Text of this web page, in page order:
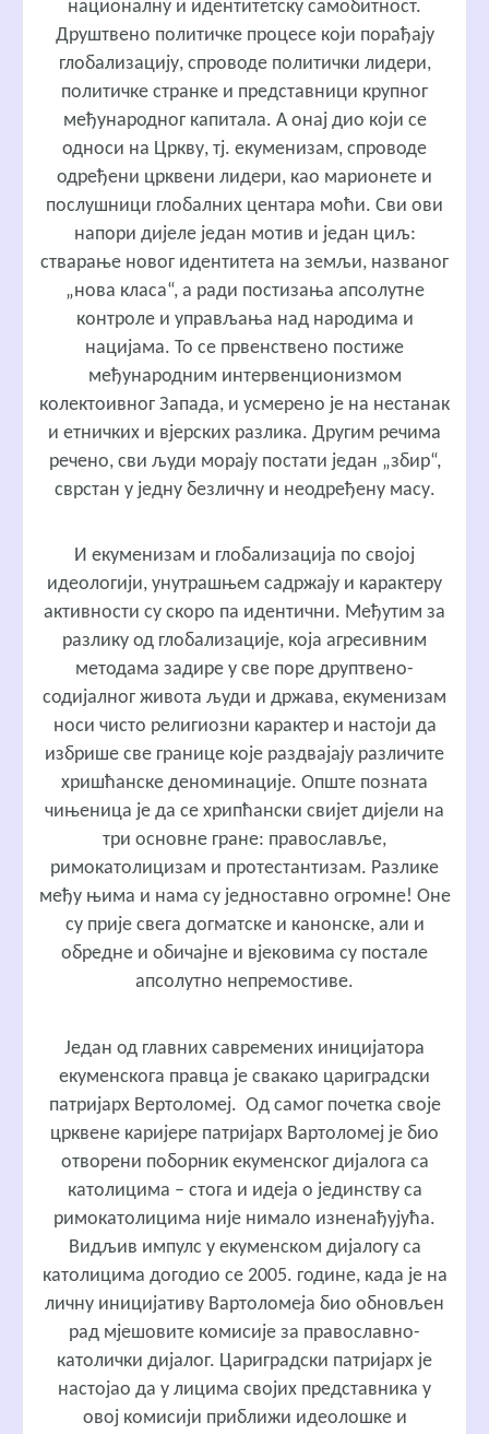
националну и идентитетску самобитност.
Друштвено политичке процесе који порађају
глобализацију, спроводе политички лидери,
политичке странке и представници крупног
међународног капитала. А онај дио који се
односи на Цркву, тј. екуменизам, спроводе
одређени црквени лидери, као марионете и
послушници глобалних центара моћи. Сви ови
напори дијеле један мотив и један циљ:
стварање новог идентитета на земљи, названог
„нова класа“, а ради постизања апсолутне
контроле и управљања над народима и
нацијама. То се првенствено постиже
међународним интервенционизмом
колектоивног Запада, и усмерено је на нестанак
и етничких и вјерских разлика. Другим речима
речено, сви људи морају постати један „збир“,
сврстан у једну безличну и неодређену масу.
И екуменизам и глобализација по својој
идеологији, унутрашњем садржају и карактеру
активности су скоро па идентични. Међутим за
разлику од глобализације, која агресивним
методама задире у све поре друптвено-
содијалног живота људи и држава, екуменизам
носи чисто религиозни карактер и настоји да
избрише све границе које раздвајају различите
хришћанске деноминације. Опште позната
чињеница је да се хрипћански свијет дијели на
три основне гране: православље,
римокатолицизам и протестантизам. Разлике
међу њима и нама су једноставно огромне! Оне
су прије свега догматске и канонске, али и
обредне и обичајне и вјековима су постале
апсолутно непремостиве.
Један од главних савремених иницијатора
екуменскога правца је свакако цариградски
патријарх Вертоломеј. Од самог почетка своје
црквене каријере патријарх Вартоломеј је био
отворени поборник екуменског дијалога са
католицима – стога и идеја о јединству са
римокатолицима није нимало изненађујућа.
Видљив импулс у екуменском дијалогу са
католицима догодио се 2005. године, када је на
личну иницијативу Вартоломеја био обновљен
рад мјешовите комисије за православно-
католички дијалог. Цариградски патријарх је
настојао да у лицима својих представника у
овој комисији приближи идеолошке и